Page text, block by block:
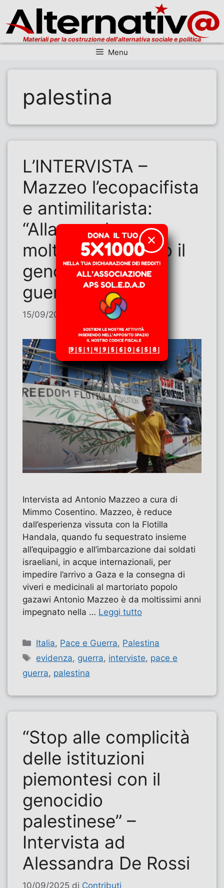
Materiali per la costruzione dell'alternativa sociale e politica
Menu
palestina
L’INTERVISTA –
Mazzeo l’ecopacifista
e antimilitarista:
“Allargare la
moltitudine contro il
genocidio e la
guerra”
15/09/2025 Contributi
Intervista ad Antonio Mazzeo a cura di
Mimmo Cosentino. Mazzeo, è reduce
dall’esperienza vissuta con la Flotilla
Handala, quando fu sequestrato insieme
all’equipaggio e all’imbarcazione dai soldati
israeliani, in acque internazionali, per
impedire l’arrivo a Gaza e la consegna di
viveri e medicinali al martoriato popolo
gazawi Antonio Mazzeo è da moltissimi anni
impegnato nella … Leggi tutto
Categorie
Italia, Pace e Guerra, Palestina
Tag
evidenza, guerra, interviste, pace e
guerra, palestina
“Stop alle complicità
delle istituzioni
piemontesi con il
genocidio
palestinese” –
Intervista ad
Alessandra De Rossi
10/09/2025 di Contributi
✕